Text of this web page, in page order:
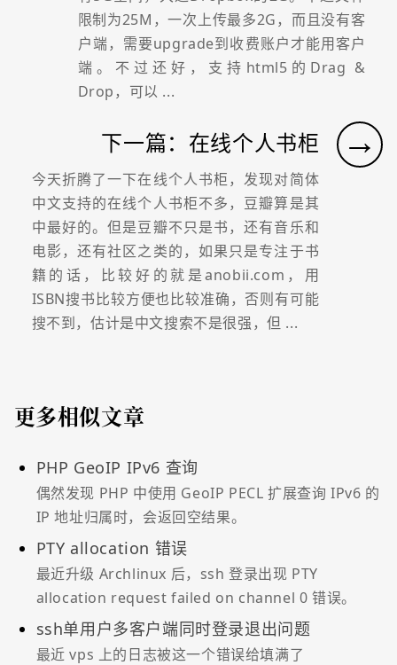
限制为25M，一次上传最多2G，而且没有客
户端，需要upgrade到收费账户才能用客户
端。不过还好，支持html5的Drag &
Drop，可以 ...
→
下一篇：在线个人书柜
今天折腾了一下在线个人书柜，发现对简体
中文支持的在线个人书柜不多，豆瓣算是其
中最好的。但是豆瓣不只是书，还有音乐和
电影，还有社区之类的，如果只是专注于书
籍的话，比较好的就是anobii.com，用
ISBN搜书比较方便也比较准确，否则有可能
搜不到，估计是中文搜索不是很强，但 ...
更多相似文章
PHP GeoIP IPv6 查询
偶然发现 PHP 中使用 GeoIP PECL 扩展查询 IPv6 的
IP 地址归属时，会返回空结果。
PTY allocation 错误
最近升级 Archlinux 后，ssh 登录出现 PTY
allocation request failed on channel 0 错误。
ssh单用户多客户端同时登录退出问题
最近 vps 上的日志被这一个错误给填满了